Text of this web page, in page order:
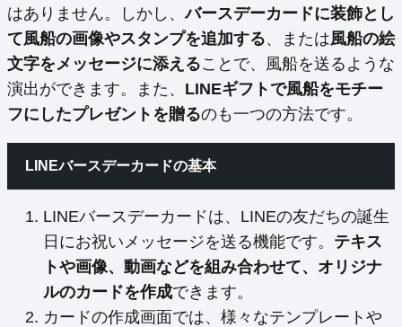
はありません。しかし、バースデーカードに装飾とし
て風船の画像やスタンプを追加する、または風船の絵
文字をメッセージに添えることで、風船を送るような
演出ができます。また、 LINEギフトで風船をモチー
フにしたプレゼントを贈るのも一つの方法です。
LINEバースデーカードの基本
LINEバースデーカードは、LINEの友だちの誕生
日にお祝いメッセージを送る機能です。 テキス
トや画像、動画などを組み合わせて、オリジナ
ルのカードを作成できます。
カードの作成画面では、様々なテンプレートや